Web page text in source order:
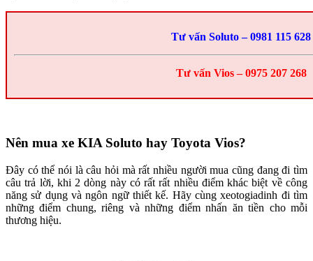
Tư vấn Soluto – 0981 115 628
Tư vấn Vios – 0975 207 268
Nên mua xe KIA Soluto hay Toyota Vios?
Đây có thể nói là câu hỏi mà rất nhiều người mua cũng đang đi tìm
câu trả lời, khi 2 dòng này có rất rất nhiều điểm khác biệt về công
năng sử dụng và ngôn ngữ thiết kế. Hãy cùng xeotogiadinh đi tìm
những điểm chung, riêng và những điểm nhấn ăn tiền cho mỗi
thương hiệu.